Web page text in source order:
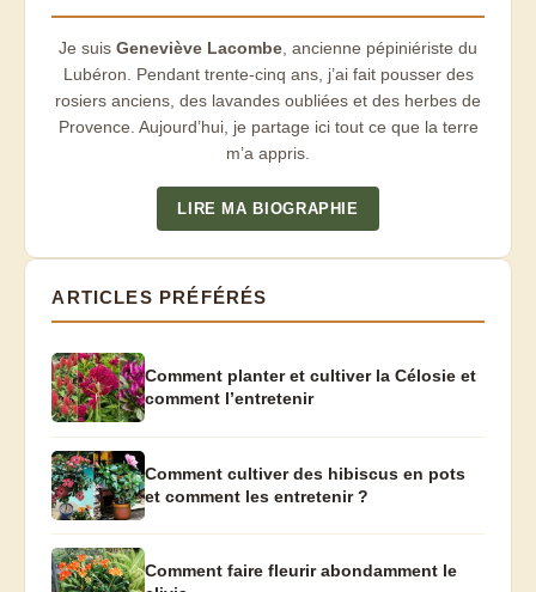
Je suis Geneviève Lacombe, ancienne pépiniériste du
Lubéron. Pendant trente-cinq ans, j’ai fait pousser des
rosiers anciens, des lavandes oubliées et des herbes de
Provence. Aujourd’hui, je partage ici tout ce que la terre
m’a appris.
LIRE MA BIOGRAPHIE
ARTICLES PRÉFÉRÉS
Comment planter et cultiver la Célosie et
comment l’entretenir
Comment cultiver des hibiscus en pots
et comment les entretenir ?
Comment faire fleurir abondamment le